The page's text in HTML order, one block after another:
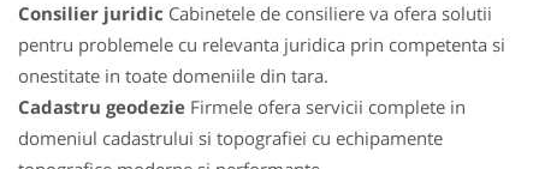
Consilier juridic Cabinetele de consiliere va ofera solutii
pentru problemele cu relevanta juridica prin competenta si
onestitate in toate domeniile din tara.
Cadastru geodezie Firmele ofera servicii complete in
domeniul cadastrului si topografiei cu echipamente